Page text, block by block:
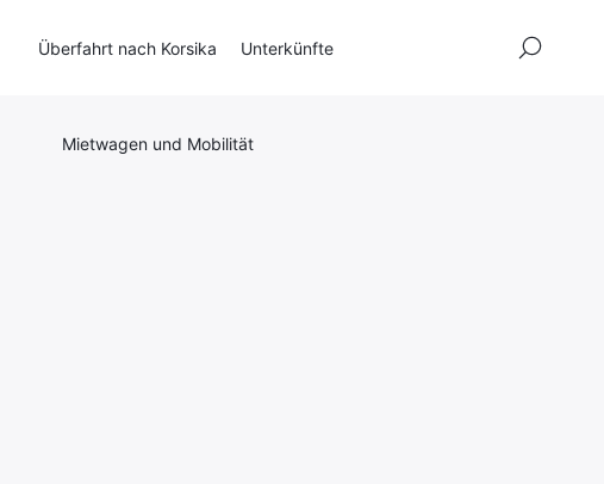
Überfahrt nach Korsika Unterkünfte
Mietwagen und Mobilität